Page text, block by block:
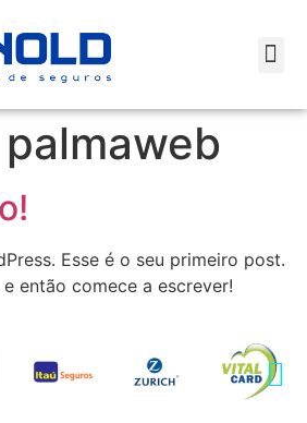
palmaweb
Esse é o seu primeiro post.
então comece a escrever!